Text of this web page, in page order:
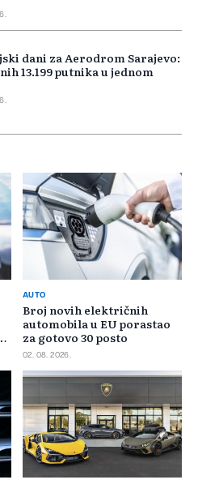
dani za Aerodrom Sarajevo:
13.199 putnika u jednom
AUTO
Broj novih električnih
automobila u EU porastao
za gotovo 30 posto
02. 08. 2026.